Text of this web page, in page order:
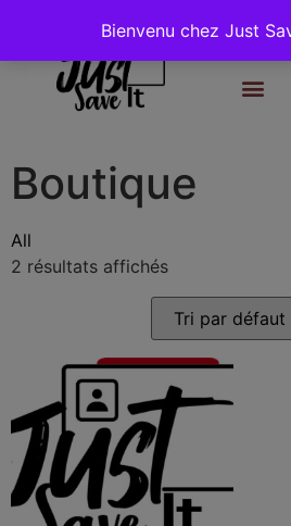
Bienvenu chez Just
Boutique
All
2 résultats affichés